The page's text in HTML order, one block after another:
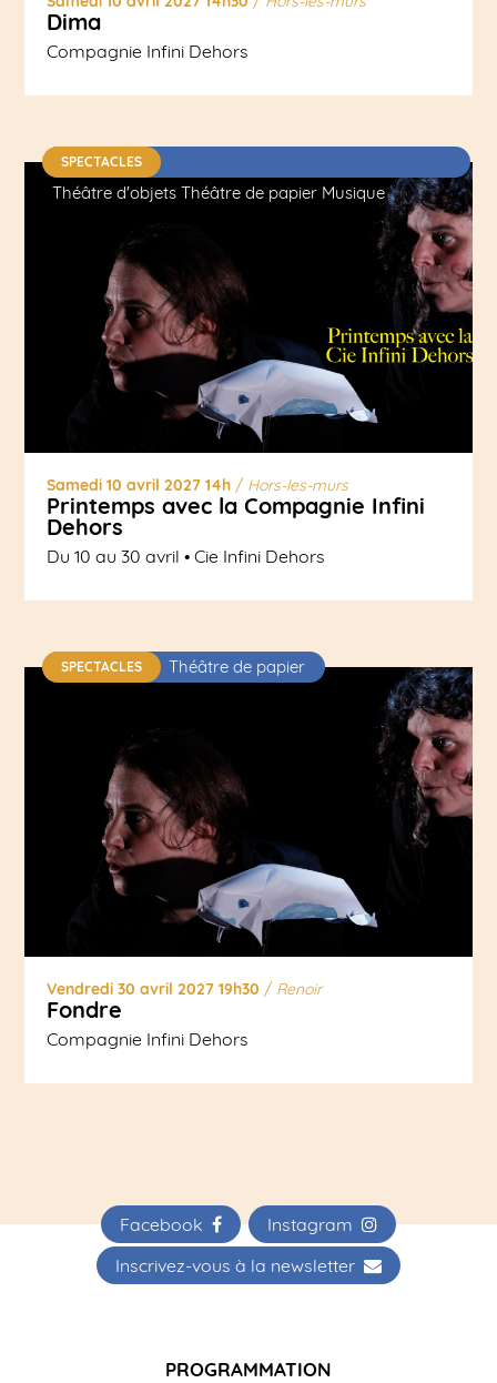
Dima
Compagnie Infini Dehors
Samedi 10 avril 2027 14h/ Hors-les-murs
Printemps avec la Compagnie Infini
Dehors
Du 10 au 30 avril • Cie Infini Dehors
SPECTACLES
Théâtre d'objets Théâtre de papier Musique
Vendredi 30 avril 2027 19h30 / Renoir
Fondre
Compagnie Infini Dehors
SPECTACLES Théâtre de papier
Facebook
Instagram
Inscrivez-vous à la newsletter
PROGRAMMATION